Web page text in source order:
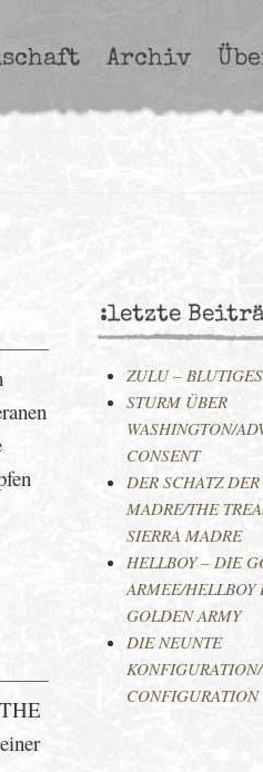
Archiv
:letzte
ZULU –
STURM ÜBER
WASHINGTON/
CONSENT
DER SCHATZ DER
MADRE/THE
SIERRA MADRE
HELLBOY – DIE
ARMEE/HELLBOY
GOLDEN ARMY
DIE NEUNTE
CONFIGURATION